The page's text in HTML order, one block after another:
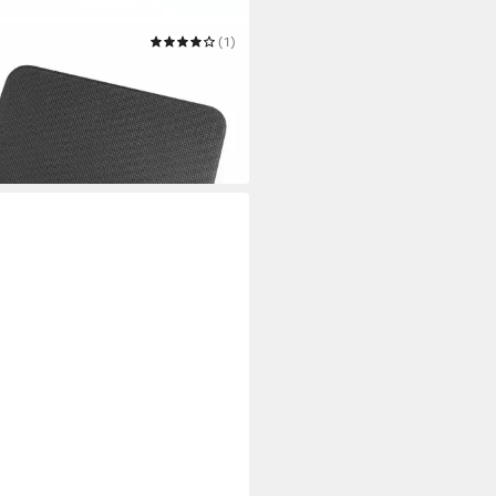
Soft Touch Mousepad
Mauspad Grün
(1)
UVP9,99 €
Werktagen bei dir